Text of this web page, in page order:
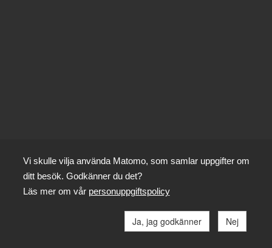
Vi skulle vilja använda Matomo, som samlar uppgifter om
ditt besök. Godkänner du det?
Läs mer om vår personuppgiftspolicy
Ja, jag godkänner Nej